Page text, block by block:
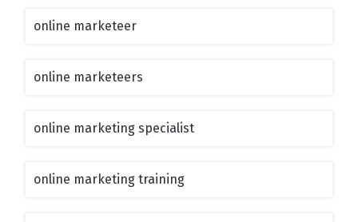
online marketeer
online marketeers
online marketing specialist
online marketing training